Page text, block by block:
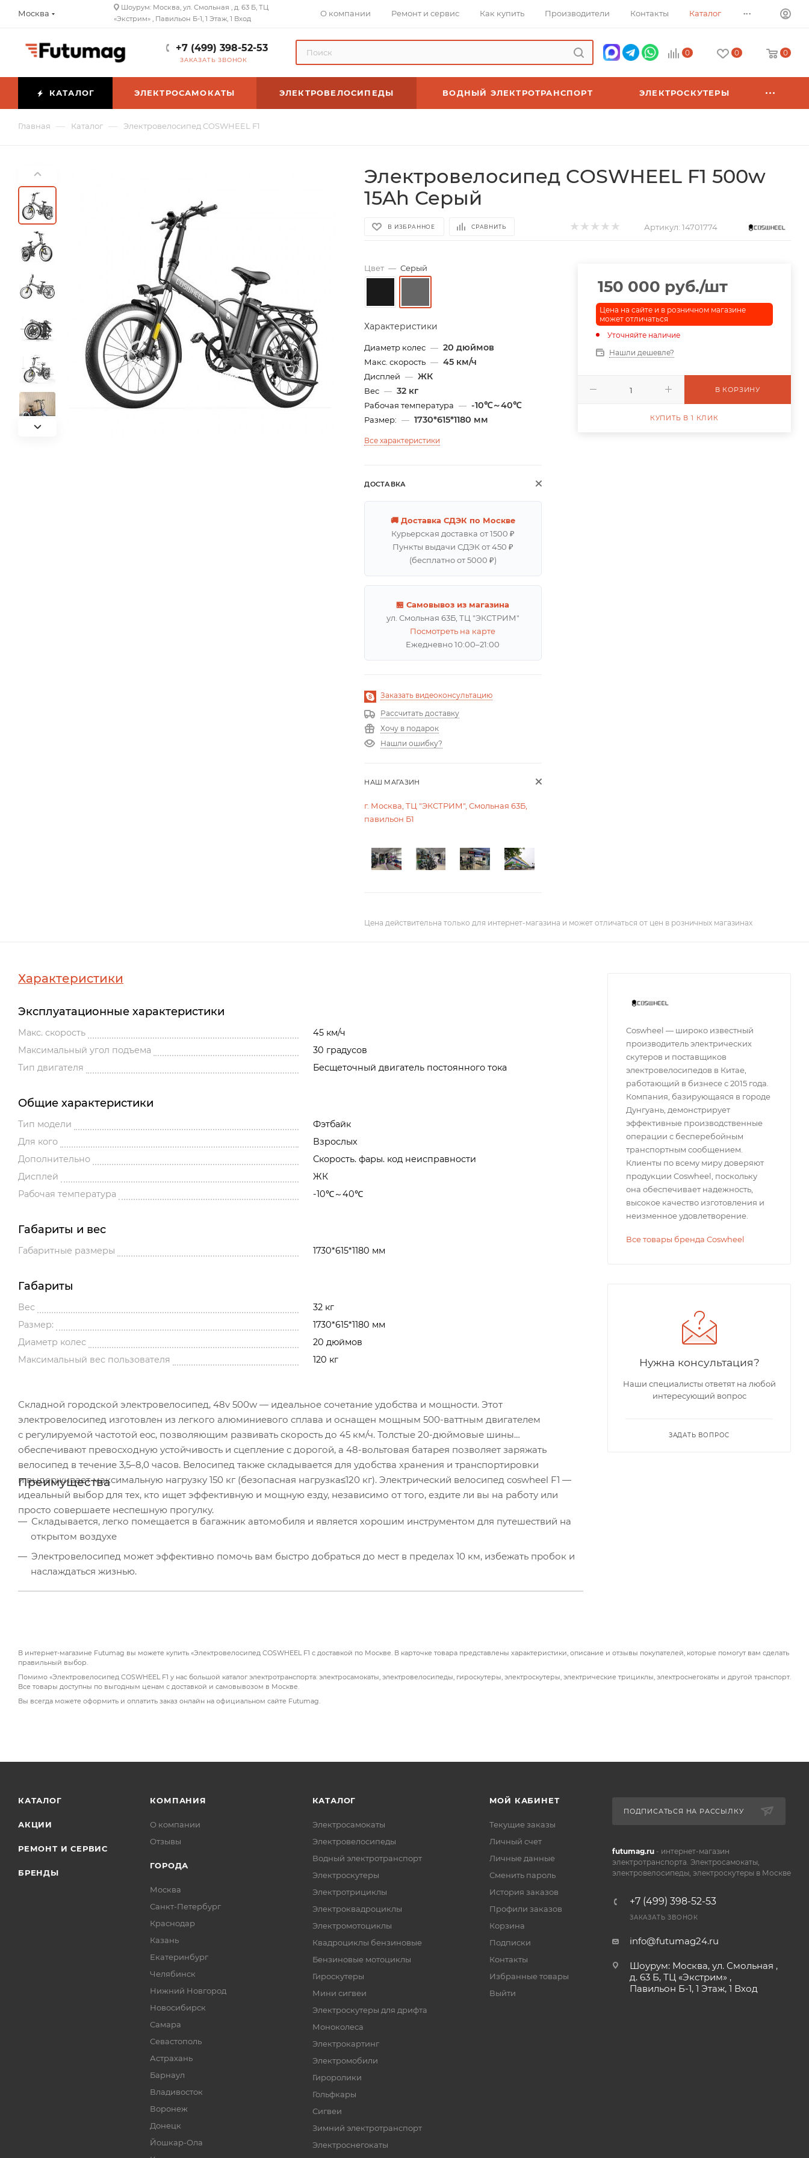
Москва
Шоурум: Москва, ул. Смольная , д. 63 Б, ТЦ
«Экстрим» , Павильон Б-1, 1 Этаж, 1 Вход
О компании Ремонт и сервис Как купить Производители Контакты Каталог ...
+7 (499) 398-52-53
ЗАКАЗАТЬ ЗВОНОК
0 0 0
КАТАЛОГ ЭЛЕКТРОСАМОКАТЫ ЭЛЕКТРОВЕЛОСИПЕДЫ ВОДНЫЙ ЭЛЕКТРОТРАНСПОРТ ЭЛЕКТРОСКУТЕРЫ
Главная — Каталог — Электровелосипед COSWHEEL F1
Электровелосипед COSWHEEL F1 500w
15Ah Серый
В ИЗБРАННОЕ СРАВНИТЬ Артикул: 14701774
Цвет — Серый
Характеристики
Диаметр колес — 20 дюймов
Макс. скорость — 45 км/ч
Дисплей — ЖК
Вес — 32 кг
Рабочая температура — -10℃～40℃
Размер: — 1730*615*1180 мм
Все характеристики
ДОСТАВКА
🚚 Доставка СДЭК по Москве
Курьерская доставка от 1500 ₽
Пункты выдачи СДЭК от 450 ₽
(бесплатно от 5000 ₽)
🏪 Самовывоз из магазина
ул. Смольная 63Б, ТЦ "ЭКСТРИМ"
Посмотреть на карте
Ежедневно 10:00–21:00
Заказать видеоконсультацию
Рассчитать доставку
Хочу в подарок
Нашли ошибку?
НАШ МАГАЗИН
г. Москва, ТЦ "ЭКСТРИМ", Смольная 63Б,
павильон Б1
150 000 руб./шт
Цена на сайте и в розничном магазине
может отличаться
Уточняйте наличие
Нашли дешевле?
В КОРЗИНУ
КУПИТЬ В 1 КЛИК
Цена действительна только для интернет-магазина и может отличаться от цен в розничных магазинах
Характеристики
Эксплуатационные характеристики
Макс. скорость
45 км/ч
Максимальный угол подъема
30 градусов
Тип двигателя
Бесщеточный двигатель постоянного тока
Общие характеристики
Тип модели
Фэтбайк
Для кого
Взрослых
Дополнительно
Скорость. фары. код неисправности
Дисплей
ЖК
Рабочая температура
-10℃～40℃
Габариты и вес
Габаритные размеры 1730*615*1180 мм
Габариты
Вес
32 кг
Размер:
1730*615*1180 мм
Диаметр колес
20 дюймов
Максимальный вес пользователя
120 кг
Складной городской электровелосипед, 48v 500w — идеальное сочетание удобства и мощности. Этот
электровелосипед изготовлен из легкого алюминиевого сплава и оснащен мощным 500-ваттным двигателем
с регулируемой частотой eoc, позволяющим развивать скорость до 45 км/ч. Толстые 20-дюймовые шины
обеспечивают превосходную устойчивость и сцепление с дорогой, а 48-вольтовая батарея позволяет заряжать
велосипед в течение 3,5–8,0 часов. Велосипед также складывается для удобства хранения и транспортировки
и выдерживает максимальную нагрузку 150 кг (безопасная нагрузка≤120 кг). Электрический велосипед coswheel F1 —
идеальный выбор для тех, кто ищет эффективную и мощную езду, независимо от того, ездите ли вы на работу или
просто совершаете неспешную прогулку.
Преимущества
Складывается, легко помещается в багажник автомобиля и является хорошим инструментом для путешествий на
открытом воздухе
Электровелосипед может эффективно помочь вам быстро добраться до мест в пределах 10 км, избежать пробок и
наслаждаться жизнью.
Электрический велосипед может проехать 30-100 км каждый раз, когда он полностью заряжен, что эффективно
Coswheel — широко известный
производитель электрических
скутеров и поставщиков
электровелосипедов в Китае,
работающий в бизнесе с 2015 года.
Компания, базирующаяся в городе
Дунгуань, демонстрирует
эффективные производственные
операции с бесперебойным
транспортным сообщением.
Клиенты по всему миру доверяют
продукции Coswheel, поскольку
она обеспечивает надежность,
высокое качество изготовления и
неизменное удовлетворение.
Все товары бренда Coswheel
Нужна консультация?
Наши специалисты ответят на любой
интересующий вопрос
ЗАДАТЬ ВОПРОС
В интернет-магазине Futumag вы можете купить «Электровелосипед COSWHEEL F1 с доставкой по Москве. В карточке товара представлены характеристики, описание и отзывы покупателей, которые помогут вам сделать
правильный выбор.
Помимо «Электровелосипед COSWHEEL F1 у нас большой каталог электротранспорта: электросамокаты, электровелосипеды, гироскутеры, электроскутеры, электрические трициклы, электроснегокаты и другой транспорт.
Все товары доступны по выгодным ценам с доставкой и самовывозом в Москве.
Вы всегда можете оформить и оплатить заказ онлайн на официальном сайте Futumag.
КАТАЛОГ
АКЦИИ
РЕМОНТ И СЕРВИС
БРЕНДЫ
КОМПАНИЯ
О компании
Отзывы
ГОРОДА
Москва
Санкт-Петербург
Краснодар
Казань
Екатеринбург
Челябинск
Нижний Новгород
Новосибирск
Самара
Севастополь
Астрахань
Барнаул
Владивосток
Воронеж
Донецк
Йошкар-Ола
КАТАЛОГ
Электросамокаты
Электровелосипеды
Водный электротранспорт
Электроскутеры
Электротрициклы
Электроквадроциклы
Электромотоциклы
Квадроциклы бензиновые
Бензиновые мотоциклы
Гироскутеры
Мини сигвеи
Электроскутеры для дрифта
Моноколеса
Электрокартинг
Электромобили
Гироролики
Гольфкары
Сигвеи
Зимний электротранспорт
Электроснегокаты
МОЙ КАБИНЕТ
Текущие заказы
Личный счет
Личные данные
Сменить пароль
История заказов
Профили заказов
Корзина
Подписки
Контакты
Избранные товары
Выйти
ПОДПИСАТЬСЯ НА РАССЫЛКУ
futumag.ru- интернет-магазин
электротранспорта. Электросамокаты,
электровелосипеды, электроскутеры в Москве
+7 (499) 398-52-53
ЗАКАЗАТЬ ЗВОНОК
info@futumag24.ru
Шоурум: Москва, ул. Смольная ,
д. 63 Б, ТЦ «Экстрим» ,
Павильон Б-1, 1 Этаж, 1 Вход